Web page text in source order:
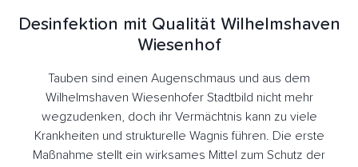
Desinfektion mit Qualität Wilhelmshaven
Wiesenhof
Tauben sind einen Augenschmaus und aus dem
Wilhelmshaven Wiesenhofer Stadtbild nicht mehr
wegzudenken, doch ihr Vermächtnis kann zu viele
Krankheiten und strukturelle Wagnis führen. Die erste
Maßnahme stellt ein wirksames Mittel zum Schutz der